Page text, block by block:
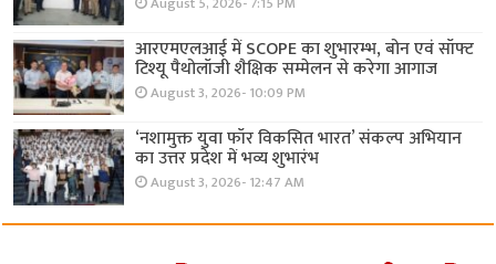
आरएमएलआई में SCOPE का शुभारम्भ, बोन एवं सॉफ्ट
टिश्यू पैथोलॉजी शैक्षिक सम्मेलन से करेगा आगाज
August 3, 2026- 10:09 PM
‘नशामुक्त युवा फॉर विकसित भारत’ संकल्प अभियान
का उत्तर प्रदेश में भव्य शुभारंभ
August 3, 2026- 12:47 AM